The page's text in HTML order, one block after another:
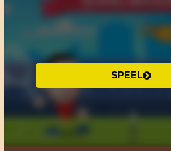
SPEEL